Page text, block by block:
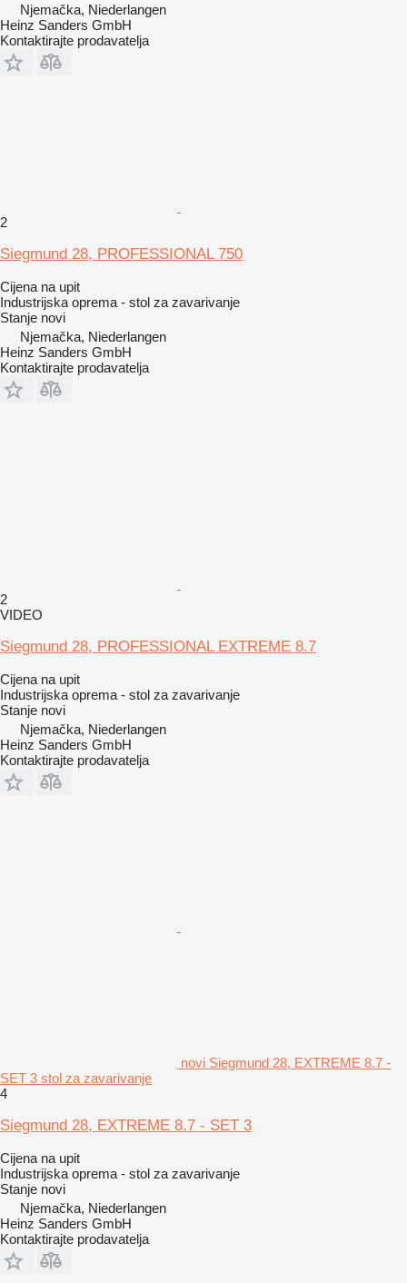
Njemačka, Niederlangen
Heinz Sanders GmbH
Kontaktirajte prodavatelja
2
Siegmund 28, PROFESSIONAL 750
Cijena na upit
Industrijska oprema - stol za zavarivanje
Stanje novi
Njemačka, Niederlangen
Heinz Sanders GmbH
Kontaktirajte prodavatelja
2
VIDEO
Siegmund 28, PROFESSIONAL EXTREME 8.7
Cijena na upit
Industrijska oprema - stol za zavarivanje
Stanje novi
Njemačka, Niederlangen
Heinz Sanders GmbH
Kontaktirajte prodavatelja
novi Siegmund 28, EXTREME 8.7 -
SET 3 stol za zavarivanje
4
Siegmund 28, EXTREME 8.7 - SET 3
Cijena na upit
Industrijska oprema - stol za zavarivanje
Stanje novi
Njemačka, Niederlangen
Heinz Sanders GmbH
Kontaktirajte prodavatelja